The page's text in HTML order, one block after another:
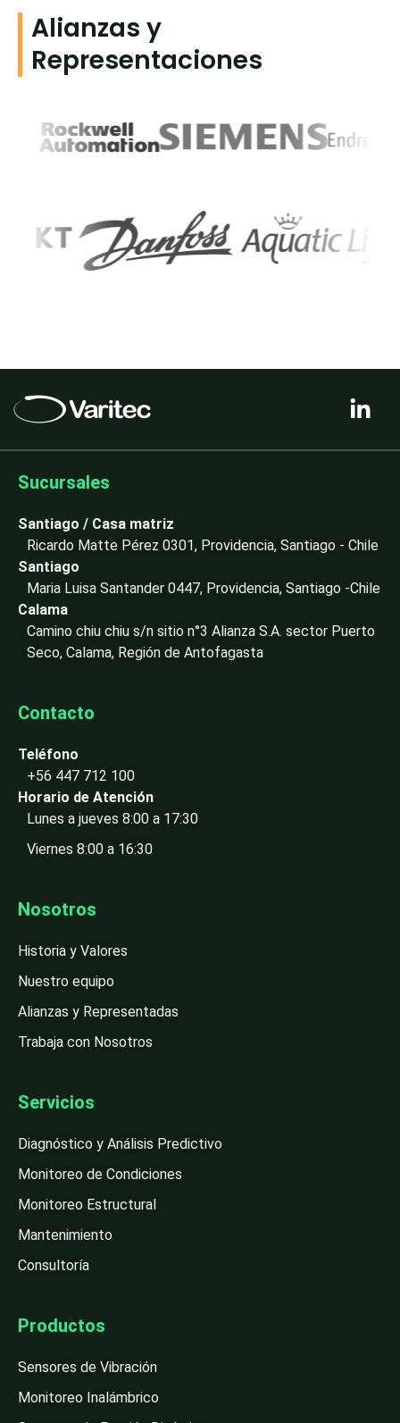
Alianzas y
Representaciones
i
k
n
i
Sucursales
Santiago / Casa matriz
Ricardo Matte Pérez 0301, Providencia, Santiago - Chile
Santiago
Maria Luisa Santander 0447, Providencia, Santiago -Chile
Calama
Camino chiu chiu s/n sitio n°3 Alianza S.A. sector Puerto
Seco, Calama, Región de Antofagasta
Contacto
Teléfono
+56 447 712 100
Horario de Atención
Lunes a jueves 8:00 a 17:30
Viernes 8:00 a 16:30
Nosotros
Historia y Valores
Nuestro equipo
Alianzas y Representadas
Trabaja con Nosotros
Servicios
Diagnóstico y Análisis Predictivo
Monitoreo de Condiciones
Monitoreo Estructural
Mantenimiento
Consultoría
Productos
Sensores de Vibración
Monitoreo Inalámbrico